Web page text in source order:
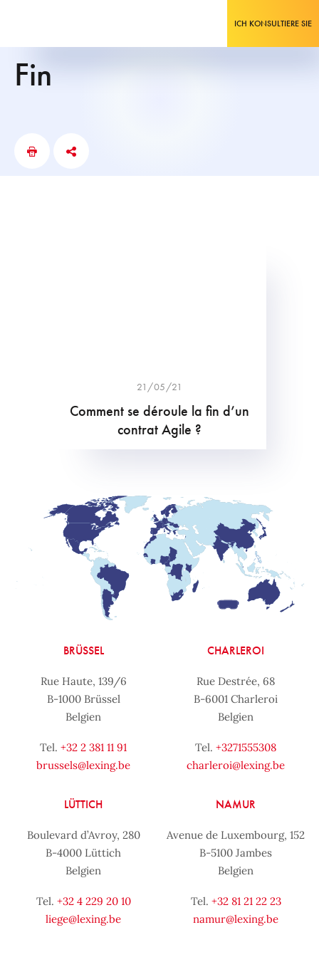
ICH KONSULTIERE SIE
fin
21/05/21
Comment se déroule la fin d’un
contrat Agile ?
BRÜSSEL
Rue Haute, 139/6
B-1000 Brüssel
Belgien
Tel. +32 2 381 11 91
brussels@lexing.be
CHARLEROI
Rue Destrée, 68
B-6001 Charleroi
Belgien
Tel. +3271555308
charleroi@lexing.be
LÜTTICH
Boulevard d’Avroy, 280
B-4000 Lüttich
Belgien
Tel. +32 4 229 20 10
liege@lexing.be
NAMUR
Avenue de Luxembourg, 152
B-5100 Jambes
Belgien
Tel. +32 81 21 22 23
namur@lexing.be